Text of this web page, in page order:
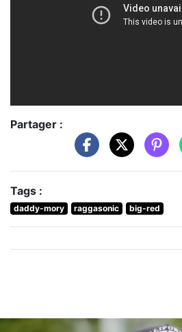
Partager :
Tags :
daddy-mory raggasonic big-red